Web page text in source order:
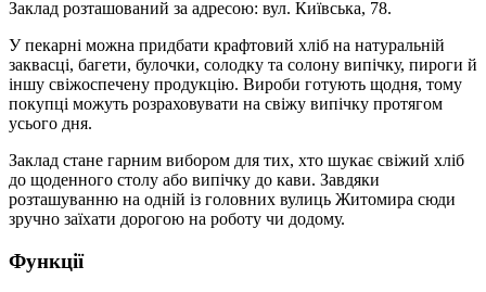
Заклад розташований за адресою: вул. Київська, 78.
У пекарні можна придбати крафтовий хліб на натуральній
заквасці, багети, булочки, солодку та солону випічку, пироги й
іншу свіжоспечену продукцію. Вироби готують щодня, тому
покупці можуть розраховувати на свіжу випічку протягом
усього дня.
Заклад стане гарним вибором для тих, хто шукає свіжий хліб
до щоденного столу або випічку до кави. Завдяки
розташуванню на одній із головних вулиць Житомира сюди
зручно заїхати дорогою на роботу чи додому.
Функції